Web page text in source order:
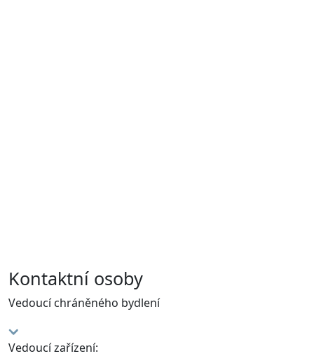
Kontaktní osoby
Vedoucí chráněného bydlení
Vedoucí zařízení: